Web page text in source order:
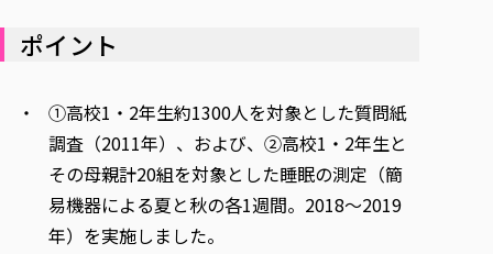
学びの特徴
初年次教育（リエゾンゼミⅠ）
実学臨床教育（総合福祉学部のみ履修可能）
教育実践活動（教育学科学生のみ受講可能）
禅のこころ
学びのサポート
学びのサポート
学費（学部学科）
授業料減免・奨学金等
東北福祉大学オープンアクセス方針
各種社会貢献活動の窓口
JICA草の根技術協力事業
被災地の子ども支援活動
自治体・団体等との主な協定
研究者のご紹介
Universal Passport
ポイント
①高校1・2年生約1300人を対象とした質問紙
調査（2011年）、および、②高校1・2年生と
その母親計20組を対象とした睡眠の測定（簡
易機器による夏と秋の各1週間。2018～2019
年）を実施しました。